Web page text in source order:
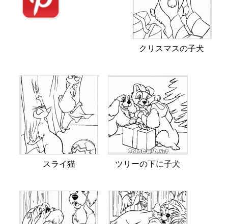
クリスマスの子犬
スライ猫 ツリーの下に子犬